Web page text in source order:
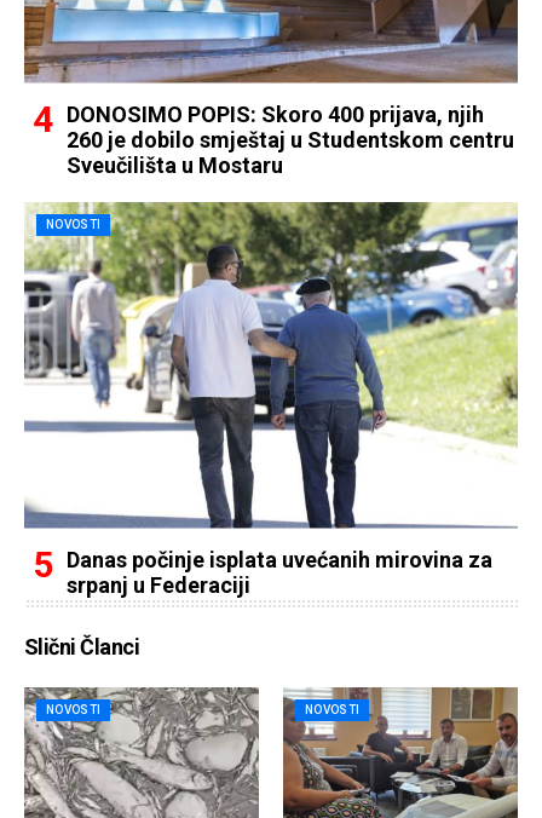
DONOSIMO POPIS: Skoro 400 prijava, njih
260 je dobilo smještaj u Studentskom centru
Sveučilišta u Mostaru
NOVOSTI
Danas počinje isplata uvećanih mirovina za
srpanj u Federaciji
Slični Članci
NOVOSTI NOVOSTI